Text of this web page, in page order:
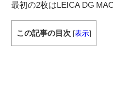
最初の2枚はLEICA DG
この記事の目次 表示]